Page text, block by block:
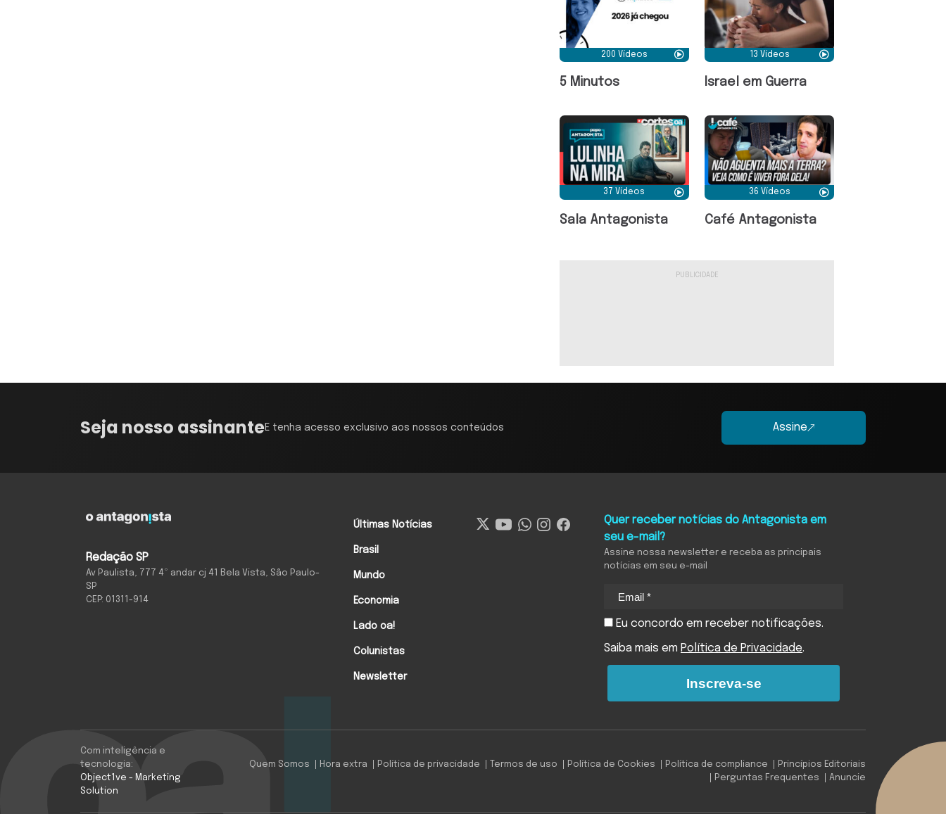
200 Vídeos
5 Minutos
13 Vídeos
Israel em Guerra
37 Vídeos
Sala Antagonista
36 Vídeos
Café Antagonista
Seja nosso assinanteE tenha acesso exclusivo aos nossos conteúdos Assine
Redação SP
Av Paulista, 777 4º andar cj 41 Bela Vista, São Paulo-
SP
CEP: 01311-914
Últimas Notícias
Brasil
Mundo
Economia
Lado oa!
Colunistas
Newsletter
Quer receber notícias do Antagonista em
seu e-mail?
Assine nossa newsletter e receba as principais
notícias em seu e-mail
Eu concordo em receber notificações.
Saiba mais em Política de Privacidade.
Inscreva-se
Com inteligência e
tecnologia:
Object1ve - Marketing
Solution
Quem Somos Hora extra Política de privacidade Termos de uso Política de Cookies Política de compliance
Princípios Editoriais
Perguntas Frequentes
Anuncie